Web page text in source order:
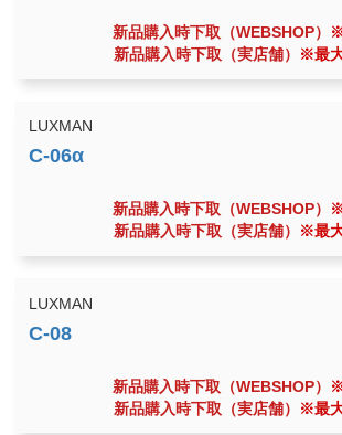
新品購入時下取（WEBSHOP）
新品購入時下取（実店舗）
※最
LUXMAN
新品購入時下取（WEBSHOP）
新品購入時下取（実店舗）
※最
LUXMAN
新品購入時下取（WEBSHOP）
新品購入時下取（実店舗）
※最